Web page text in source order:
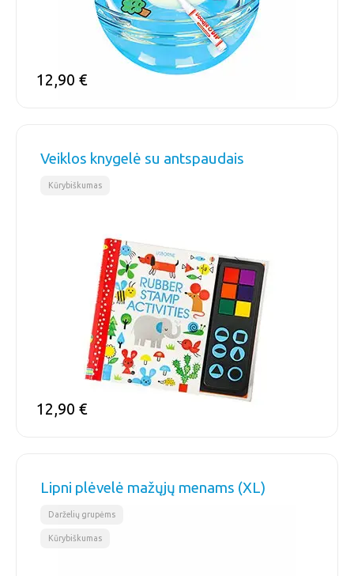
12,90 €
Veiklos knygelė su antspaudais
Kūrybiškumas
12,90 €
Lipni plėvelė mažųjų menams (XL)
Darželių grupėms
Kūrybiškumas